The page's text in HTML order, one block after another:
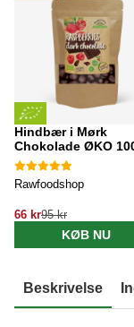
Hindbær i Mørk
Chokolade ØKO
Rawfoodshop
66 kr95 kr
KØB NU
Beskrivelse